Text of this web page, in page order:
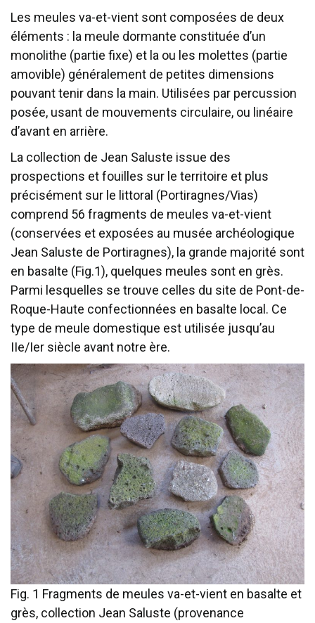
Les meules va-et-vient sont composées de deux
éléments : la meule dormante constituée d’un
monolithe (partie fixe) et la ou les molettes (partie
amovible) généralement de petites dimensions
pouvant tenir dans la main. Utilisées par percussion
posée, usant de mouvements circulaire, ou linéaire
d’avant en arrière.
La collection de Jean Saluste issue des
prospections et fouilles sur le territoire et plus
précisément sur le littoral (Portiragnes/Vias)
comprend 56 fragments de meules va-et-vient
(conservées et exposées au musée archéologique
Jean Saluste de Portiragnes), la grande majorité sont
en basalte (Fig.1), quelques meules sont en grès.
Parmi lesquelles se trouve celles du site de Pont-de-
Roque-Haute confectionnées en basalte local. Ce
type de meule domestique est utilisée jusqu’au
IIe/Ier siècle avant notre ère.
Fig. 1 Fragments de meules va-et-vient en basalte et
grès, collection Jean Saluste (provenance